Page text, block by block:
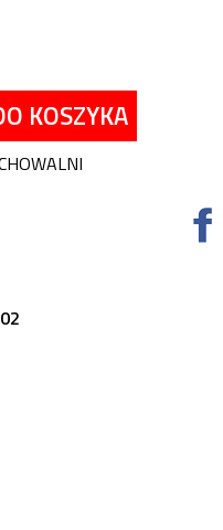
KOSZYKA